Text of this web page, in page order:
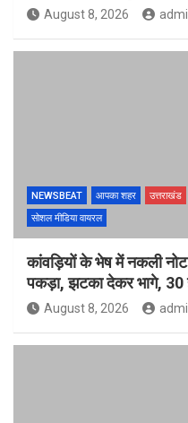
August 8, 2026
NEWSBEAT आपका शहर उत्तराखंड
सोशल मीडिया वायरल
कांवड़ियों के भेष में नकली नोट
पकड़ा, झटका देकर भागे, 30
August 8, 2026